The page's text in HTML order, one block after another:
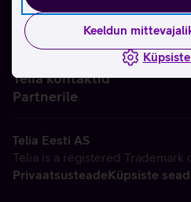
Keeldun
Telia kontaktid
Partnerile
Telia Eesti AS
Telia is a registered Trademark
PrivaatsusteadeKüpsiste